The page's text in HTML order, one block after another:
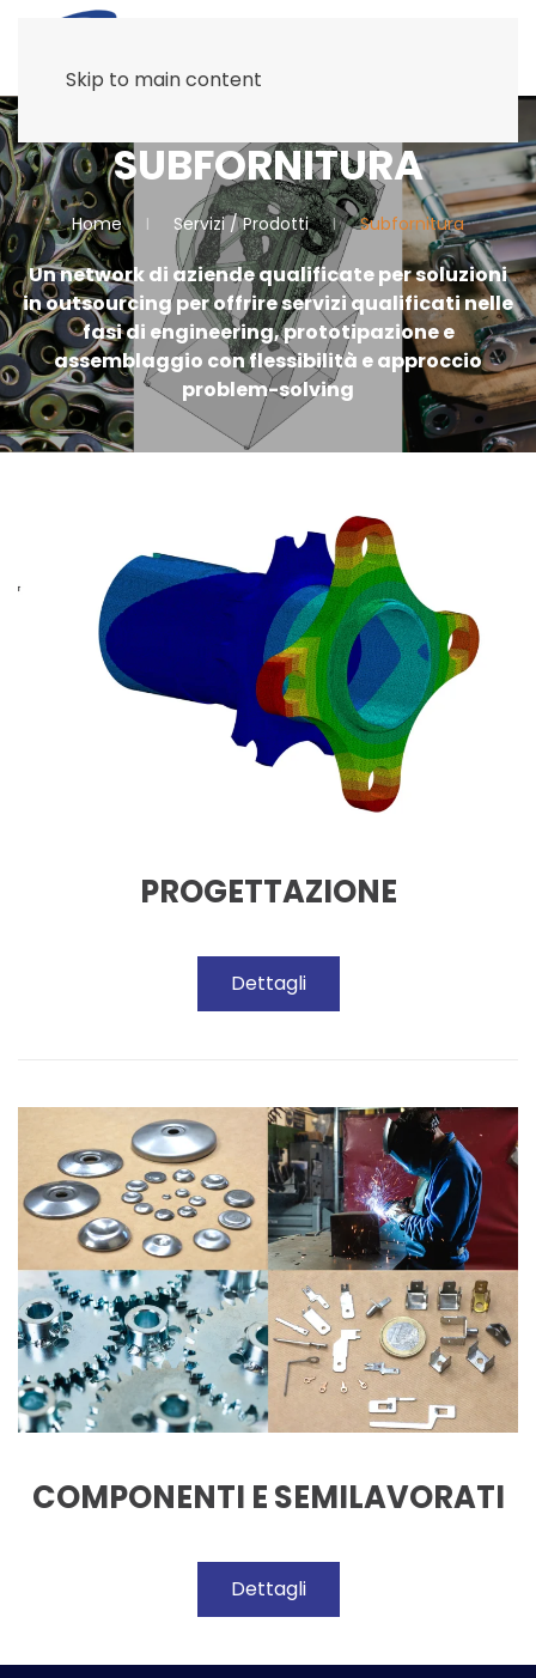
Skip to main content
SUBFORNITURA
Home Servizi / Prodotti Subfornitura
Un network di aziende qualificate per soluzioni
in outsourcing per offrire servizi qualificati nelle
fasi di engineering, prototipazione e
assemblaggio con flessibilità e approccio
problem-solving
PROGETTAZIONE
Dettagli
COMPONENTI E SEMILAVORATI
Dettagli